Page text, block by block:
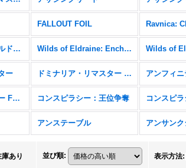
FALLOUT FOIL Ravnica:
ジュラシック・ワールド・コレクション Wilds of Eldraine: Enchanting Tales
ー ドミナリア・リマスター FOIL アンフィニ
時のらせんリマスター FOIL コンスピラシー：王位争奪 コンスピ
アンステーブル アンサン
庫あり 並び順: 表示方法: